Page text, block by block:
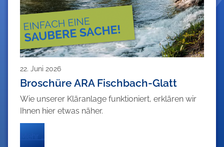
22. Juni 2026
Broschüre ARA Fischbach-Glatt
Wie unserer Kläranlage funktioniert, erklären wir
Ihnen hier etwas näher.
Mehr …